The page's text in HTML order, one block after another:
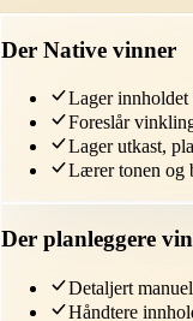
Der Native vinner
Lager innholdet
Foreslår
Lager utkast,
Lærer tonen og
Der planleggere
Detaljert
Håndtere